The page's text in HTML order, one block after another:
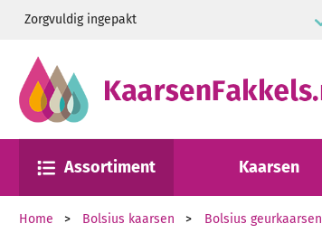
Zorgvuldig ingepakt
Assortiment Kaarsen
Home Bolsius kaarsen Bolsius geurkaarsen